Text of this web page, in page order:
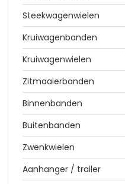
Steekwagenwielen
Kruiwagenbanden
Kruiwagenwielen
Zitmaaierbanden
Binnenbanden
Buitenbanden
Zwenkwielen
Aanhanger / trailer